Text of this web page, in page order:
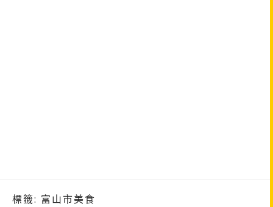
標籤: 富山市美食